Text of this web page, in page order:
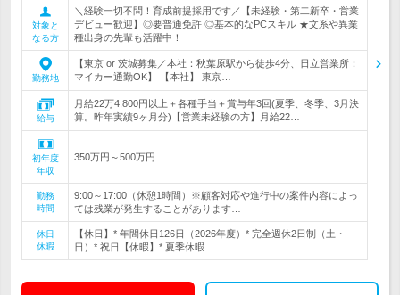
対象と
なる方
＼経験一切不問！育成前提採用です／【未経験・第二新卒・営業
デビュー歓迎】◎要普通免許 ◎基本的なPCスキル ★文系や異業
種出身の先輩も活躍中！
勤務地
【東京 or 茨城募集／本社：秋葉原駅から徒歩4分、日立営業所：
マイカー通勤OK】 【本社】 東京…
給与
月給22万4,800円以上＋各種手当＋賞与年3回(夏季、冬季、3月決
算。昨年実績9ヶ月分)【営業未経験の方】月給22…
初年度
年収
350万円～500万円
勤務
時間
9:00～17:00（休憩1時間）※顧客対応や進行中の案件内容によっ
ては残業が発生することがあります…
休日
休暇
【休日】* 年間休日126日（2026年度）* 完全週休2日制（土・
日）* 祝日【休暇】* 夏季休暇…